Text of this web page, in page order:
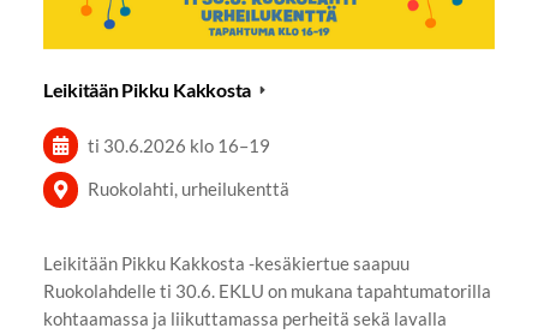
Leikitään Pikku Kakkosta
ti 30.6.2026 klo 16–19
Ruokolahti, urheilukenttä
Leikitään Pikku Kakkosta -kesäkiertue saapuu
Ruokolahdelle ti 30.6. EKLU on mukana tapahtumatorilla
kohtaamassa ja liikuttamassa perheitä sekä lavalla